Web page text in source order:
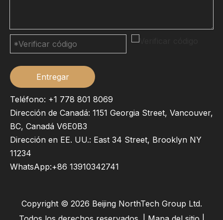
Entregar
Teléfono: +1 778 801 8069
Dirección de Canadá: 1151 Georgia Street, Vancouver,
BC, Canadá V6E0B3
Dirección en EE. UU.: East 34 Street, Brooklyn NY
11234
WhatsApp:+86 13910342741
Copyright © 2026 Beijing NorthTech Group Ltd.